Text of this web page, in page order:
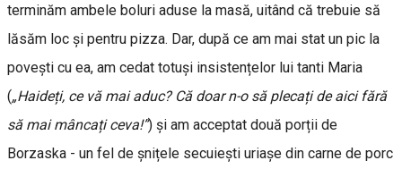
terminăm ambele boluri aduse la masă, uitând că trebuie să
lăsăm loc și pentru pizza. Dar, după ce am mai stat un pic la
povești cu ea, am cedat totuși insistențelor lui tanti Maria
(„Haideți, ce vă mai aduc? Că doar n-o să plecați de aici fără
să mai mâncați ceva!”) și am acceptat două porții de
Borzaska - un fel de șnițele secuiești uriașe din carne de porc